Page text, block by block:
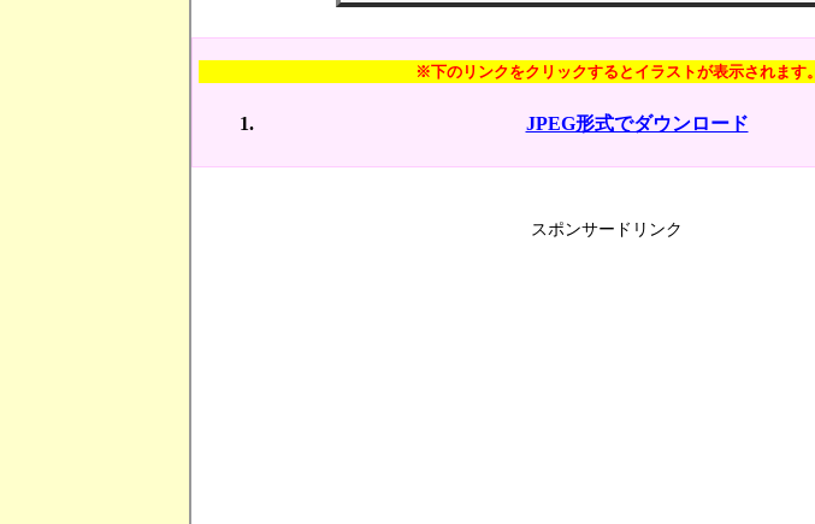
※下のリンクをクリックするとイラストが表示されます。
JPEG形式でダウンロード
スポンサードリンク